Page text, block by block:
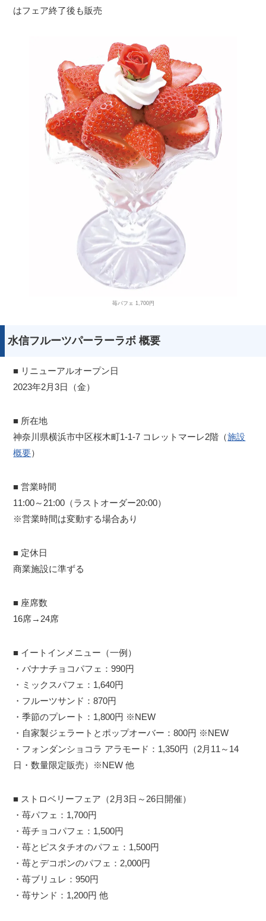
はフェア終了後も販売
苺パフェ 1,700円
水信フルーツパーラーラボ 概要
■ リニューアルオープン日
2023年2月3日（金）
■ 所在地
神奈川県横浜市中区桜木町1-1-7 コレットマーレ2階（施設
概要）
■ 営業時間
11:00～21:00（ラストオーダー20:00）
※営業時間は変動する場合あり
■ 定休日
商業施設に準ずる
■ 座席数
16席→24席
■ イートインメニュー（一例）
・バナナチョコパフェ：990円
・ミックスパフェ：1,640円
・フルーツサンド：870円
・季節のプレート：1,800円 ※NEW
・自家製ジェラートとポップオーバー：800円 ※NEW
・フォンダンショコラ アラモード：1,350円（2月11～14
日・数量限定販売）※NEW 他
■ ストロベリーフェア（2月3日～26日開催）
・苺パフェ：1,700円
・苺チョコパフェ：1,500円
・苺とピスタチオのパフェ：1,500円
・苺とデコポンのパフェ：2,000円
・苺ブリュレ：950円
・苺サンド：1,200円 他